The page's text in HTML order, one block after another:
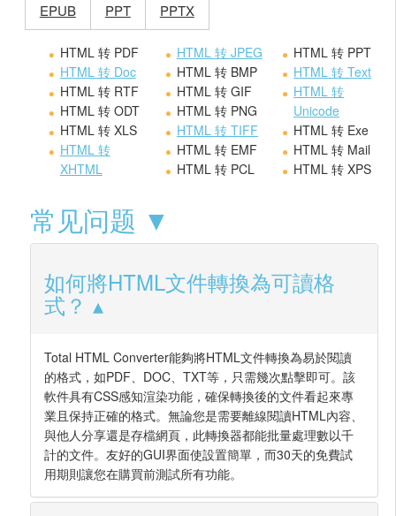
EPUB PPT PPTX
HTML 转 PDF
HTML 转 Doc
HTML 转 RTF
HTML 转 ODT
HTML 转 XLS
HTML 转
XHTML
HTML 转 JPEG
HTML 转 BMP
HTML 转 GIF
HTML 转 PNG
HTML 转 TIFF
HTML 转 EMF
HTML 转 PCL
HTML 转 PPT
HTML 转 Text
HTML 转
Unicode
HTML 转 Exe
HTML 转 Mail
HTML 转 XPS
常见问题 ▼
如何將HTML文件轉換為可讀格
式？
Total HTML Converter能夠將HTML文件轉換為易於閱讀
的格式，如PDF、DOC、TXT等，只需幾次點擊即可。該
軟件具有CSS感知渲染功能，確保轉換後的文件看起來專
業且保持正確的格式。無論您是需要離線閱讀HTML內容、
與他人分享還是存檔網頁，此轉換器都能批量處理數以千
計的文件。友好的GUI界面使設置簡單，而30天的免費試
用期則讓您在購買前測試所有功能。